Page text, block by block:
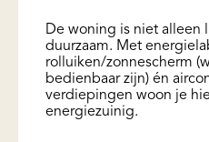
De woning is niet alleen
duurzaam. Met
rolluiken/zonnescherm
bedienbaar zijn) én
verdiepingen woon je
energiezuinig.